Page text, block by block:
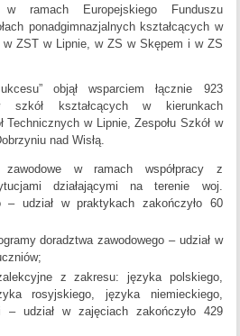
ramach Europejskiego Funduszu
ponadgimnazjalnych kształcących w
w ZST w Lipnie, w ZS w Skępem i w ZS
objął wsparciem łącznie 923
szkół kształcących w kierunkach
Technicznych w Lipnie, Zespołu Szkół w
nad Wisłą.
w ramach współpracy z
działającymi na terenie woj.
– udział w praktykach zakończyło 60
doradztwa zawodowego – udział w
z zakresu: języka polskiego,
rosyjskiego, języka niemieckiego,
– udział w zajęciach zakończyło 429